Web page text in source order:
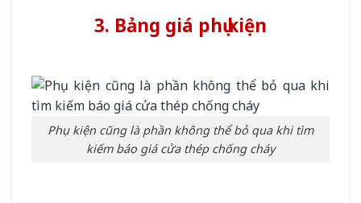
3. Bảng giá phụ kiện
Phụ kiện cũng là phần không thể bỏ qua khi tìm
kiếm báo giá cửa thép chống cháy